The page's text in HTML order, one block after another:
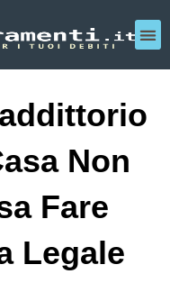
Non
Fare
Legale